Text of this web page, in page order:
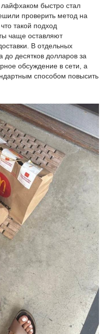
быстро стал
проверить метод на
такой подход
чаще оставляют
В отдельных
десятков долларов за
обсуждение в сети, а
способом повысить